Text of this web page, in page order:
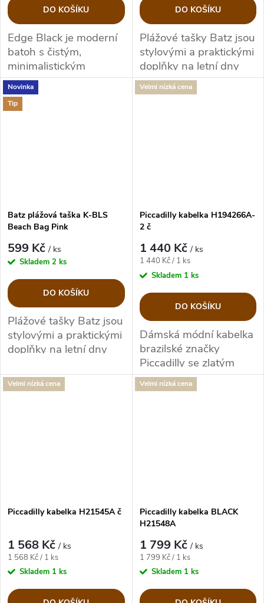
DO KOŠÍKU
Edge Black je moderní
batoh s čistým,
minimalistickým
vzhledem, který je
stylovou a praktickou
volbou na každý den
DO KOŠÍKU
Plážové tašky Batzjsou
stylovými a praktickými
doplňky na letní dny
Novinka
Tip
Batz plážová taška K-BLS
Beach Bag Pink
599 Kč/ ks
Skladem 2 ks
DO KOŠÍKU
Plážové tašky Batz jsou
stylovými a praktickými
doplňky na letní dny
Velmi nízká cena
Piccadilly kabelka H194266A-
2 č
1 440 Kč/ ks
Měrná
cena:
1 440 Kč / 1 ks
Skladem 1 ks
DO KOŠÍKU
Dámská módní kabelka
brazilské značky
Piccadilly se zlatým
kováním.
Velmi nízká cena
Piccadilly kabelka H21545A č
1 568 Kč/ ks
Měrná
cena:
1 568 Kč / 1 ks
Skladem 1 ks
Velmi nízká cena
Piccadilly kabelka BLACK
H21548A
1 799 Kč/ ks
Měrná
cena:
1 799 Kč / 1 ks
Skladem 1 ks